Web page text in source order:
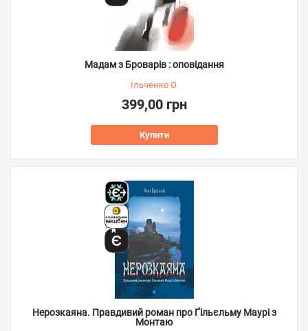
Мадам з Броварів : оповідання
Ільченко О.
399,00 грн
Купити
Нерозкаяна. Правдивий роман про Ґільєльму Маурі з
Монтаю